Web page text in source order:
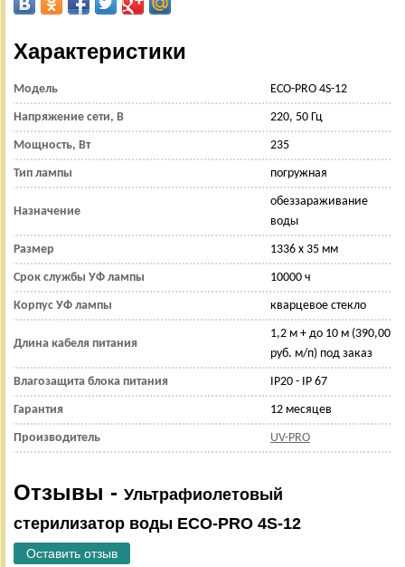
Характеристики
Модель ECO-PRO 4S-12
Напряжение сети, В 220, 50 Гц
Мощность, Вт 235
Тип лампы погружная
Назначение
обеззараживание
воды
Размер 1336 х 35 мм
Срок службы УФ лампы 10000 ч
Корпус УФ лампы кварцевое стекло
Длина кабеля питания
1,2 м + до 10 м (390,00
руб. м/п) под заказ
Влагозащита блока питания IP20 - IP 67
Гарантия 12 месяцев
Производитель UV-PRO
Отзывы - Ультрафиолетовый
стерилизатор воды ECO-PRO 4S-12
Оставить отзыв